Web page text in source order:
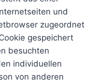
und
zugeordnet
gespeichert
besuchten
individuellen
von anderen